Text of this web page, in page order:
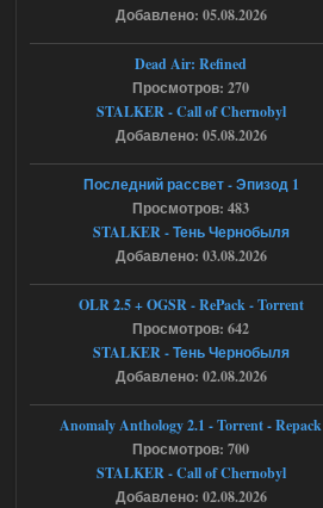
ruslanpyrusov
как изменить макс сумму
ставки в файлах чтобы
ставить больше 1 к
Ответить ➤
Тайна Зоны - Remaster 2026
Stalker-Mods-Clan-su
Ответить ➤
Тайна Зоны - Remaster 2026
патч я установил после
установки мода, да, ладно,
наверное вы правы придется ожидать
Добавлено: 05.08.2026
Dead Air: Refined
Просмотров: 270
STALKER - Call of Chernobyl
Добавлено: 05.08.2026
Последний рассвет - Эпизод 1
Просмотров: 483
STALKER - Тень Чернобыля
Добавлено: 03.08.2026
OLR 2.5 + OGSR - RePack - Torrent
Просмотров: 642
STALKER - Тень Чернобыля
Добавлено: 02.08.2026
Anomaly Anthology 2.1 - Torrent - Repack
Просмотров: 700
STALKER - Call of Chernobyl
Добавлено: 02.08.2026